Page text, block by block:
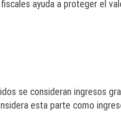
ayuda a proteger el
se consideran ingresos
esta parte como